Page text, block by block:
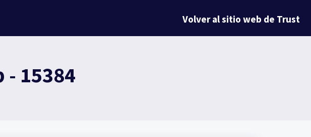
Volver al sitio web de Trust
- 15384